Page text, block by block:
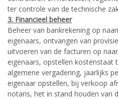
ter controle van de technische
3. Financieel beheer
Beheer van bankrekening op
eigenaars, ontvangen van
uitvoeren van de facturen op
eigenaars, opstellen kostenstaat
algemene vergadering, jaarlijks
eigenaar opstellen, bij verkoop
notaris, het in stand houden van